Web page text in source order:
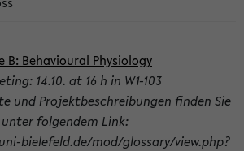
B: Behavioural Physiology
14.10. at 16 h in W1-103
und Projektbeschreibungen finden Sie
folgendem Link:
bielefeld.de/mod/glossary/view.php?